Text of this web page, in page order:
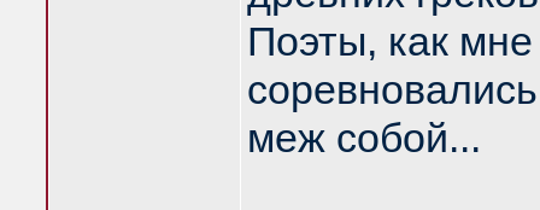
Поэты, как
меж собой...